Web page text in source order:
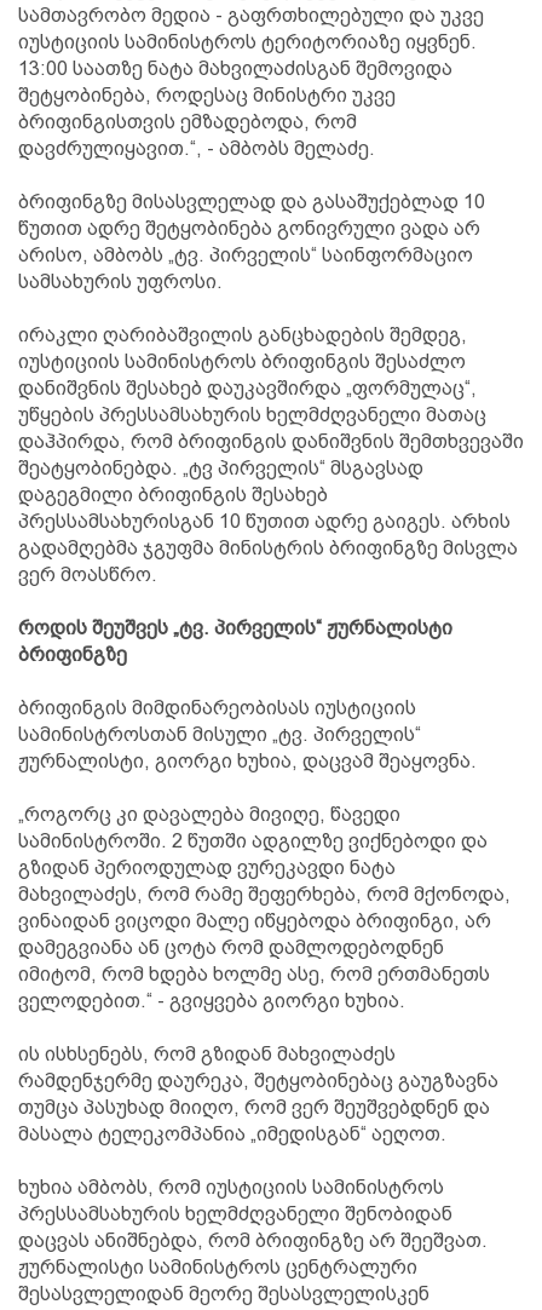
სამთავრობო მედია - გაფრთხილებული და უკვე
იუსტიციის სამინისტროს ტერიტორიაზე იყვნენ.
13:00 საათზე ნატა მახვილაძისგან შემოვიდა
შეტყობინება, როდესაც მინისტრი უკვე
ბრიფინგისთვის ემზადებოდა, რომ
დავძრულიყავით.“, - ამბობს მელაძე.
ბრიფინგზე მისასვლელად და გასაშუქებლად 10
წუთით ადრე შეტყობინება გონივრული ვადა არ
არისო, ამბობს „ტვ. პირველის“ საინფორმაციო
სამსახურის უფროსი.
ირაკლი ღარიბაშვილის განცხადების შემდეგ,
იუსტიციის სამინისტროს ბრიფინგის შესაძლო
დანიშვნის შესახებ დაუკავშირდა „ფორმულაც“,
უწყების პრესსამსახურის ხელმძღვანელი მათაც
დაჰპირდა, რომ ბრიფინგის დანიშვნის შემთხვევაში
შეატყობინებდა. „ტვ პირველის“ მსგავსად
დაგეგმილი ბრიფინგის შესახებ
პრესსამსახურისგან 10 წუთით ადრე გაიგეს. არხის
გადამღებმა ჯგუფმა მინისტრის ბრიფინგზე მისვლა
ვერ მოასწრო.
როდის შეუშვეს „ტვ. პირველის“ ჟურნალისტი
ბრიფინგზე
ბრიფინგის მიმდინარეობისას იუსტიციის
სამინისტროსთან მისული „ტვ. პირველის“
ჟურნალისტი, გიორგი ხუხია, დაცვამ შეაყოვნა.
„როგორც კი დავალება მივიღე, წავედი
სამინისტროში. 2 წუთში ადგილზე ვიქნებოდი და
გზიდან პერიოდულად ვურეკავდი ნატა
მახვილაძეს, რომ რამე შეფერხება, რომ მქონოდა,
ვინაიდან ვიცოდი მალე იწყებოდა ბრიფინგი, არ
დამეგვიანა ან ცოტა რომ დამლოდებოდნენ
იმიტომ, რომ ხდება ხოლმე ასე, რომ ერთმანეთს
ველოდებით.“ - გვიყვება გიორგი ხუხია.
ის ისხსენებს, რომ გზიდან მახვილაძეს
რამდენჯერმე დაურეკა, შეტყობინებაც გაუგზავნა
თუმცა პასუხად მიიღო, რომ ვერ შეუშვებდნენ და
მასალა ტელეკომპანია „იმედისგან“ აეღოთ.
ხუხია ამბობს, რომ იუსტიციის სამინისტროს
პრესსამსახურის ხელმძღვანელი შენობიდან
დაცვას ანიშნებდა, რომ ბრიფინგზე არ შეეშვათ.
ჟურნალისტი სამინისტროს ცენტრალური
შესასვლელიდან მეორე შესასვლელისკენ